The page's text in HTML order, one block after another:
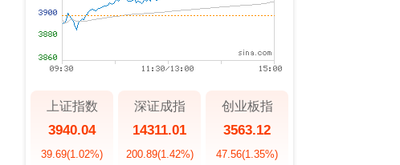
上证指数
3940.04
39.69(1.02%)
深证成指
14311.01
200.89(1.42%)
创业板指
3563.12
47.56(1.35%)